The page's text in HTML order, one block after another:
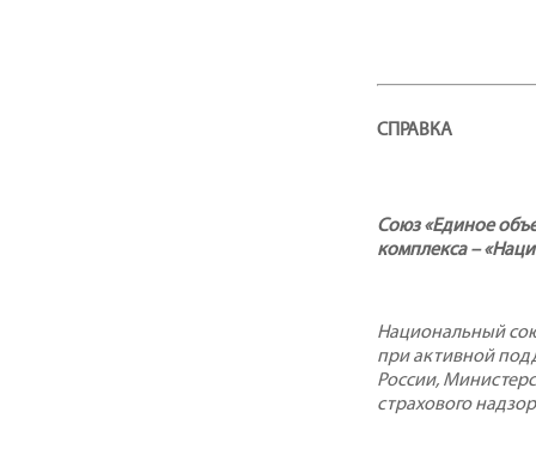
СПРАВКА
Союз «Единое
комплекса –
Национальный
при активной
России,
страхового